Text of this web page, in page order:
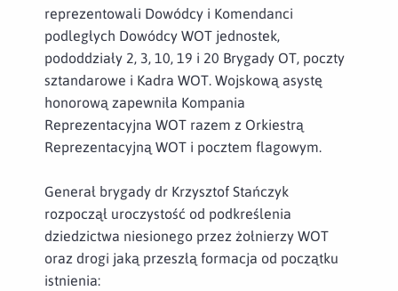
reprezentowali Dowódcy i Komendanci
podległych Dowódcy WOT jednostek,
pododdziały 2, 3, 10, 19 i 20 Brygady OT, poczty
sztandarowe i Kadra WOT. Wojskową asystę
honorową zapewniła Kompania
Reprezentacyjna WOT razem z Orkiestrą
Reprezentacyjną WOT i pocztem flagowym.
Generał brygady dr Krzysztof Stańczyk
rozpoczął uroczystość od podkreślenia
dziedzictwa niesionego przez żołnierzy WOT
oraz drogi jaką przeszłą formacja od początku
istnienia: